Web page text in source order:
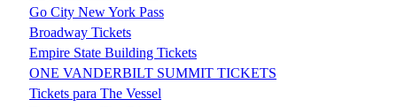
Go City New York Pass
Broadway Tickets
Empire State Building Tickets
ONE VANDERBILT SUMMIT TICKETS
Tickets para The Vessel